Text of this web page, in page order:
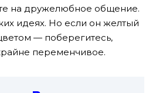
на дружелюбное общение.
идеях. Но если он желтый
— поберегитесь,
переменчивое.